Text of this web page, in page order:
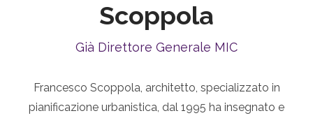
Scoppola
Già Direttore Generale MIC
Francesco Scoppola, architetto, specializzato in
pianificazione urbanistica, dal 1995 ha insegnato e